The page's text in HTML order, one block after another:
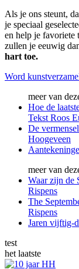
Als je ons steunt,
je speciaal
en help je favoriete
zullen je eeuwig
hart toe.
Word
meer van
Hoe de
Tekst Roos
De
Hoogeveen
meer van
Waar zijn de
Rispens
The
Rispens
Jaren vijftig-
test
het laatste